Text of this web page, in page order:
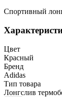
Спортивный
Цвет
Красный
Бренд
Adidas
Тип товара
Лонгслив